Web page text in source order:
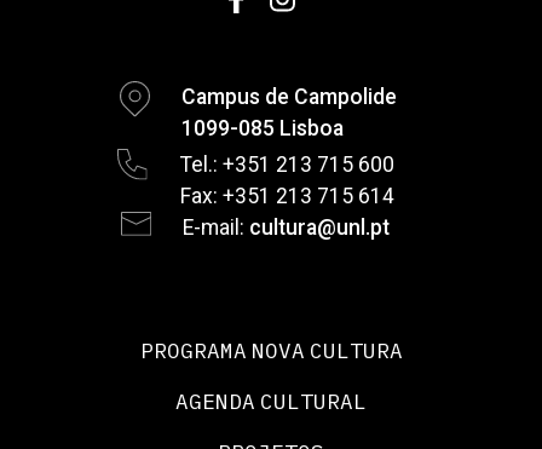
Campus de Campolide
1099-085 Lisboa
Tel.: +351 213 715 600
Fax: +351 213 715 614
E-mail: cultura@unl.pt
PROGRAMA NOVA CULTURA
AGENDA CULTURAL